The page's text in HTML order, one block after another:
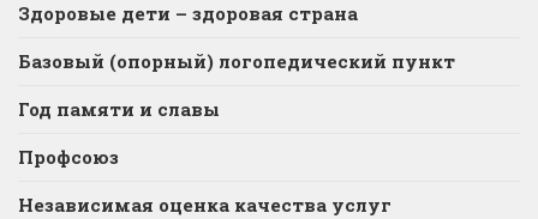
Здоровые дети – здоровая страна
Базовый (опорный) логопедический пункт
Год памяти и славы
Профсоюз
Независимая оценка качества услуг